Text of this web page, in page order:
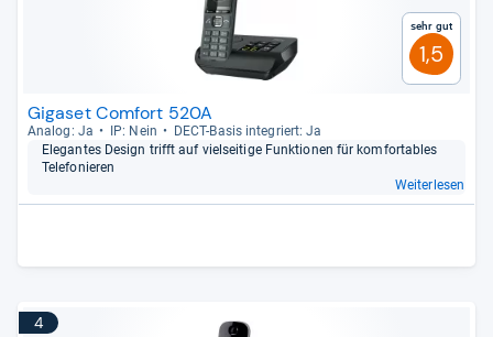
Sehr gut
1,5
Gigaset Comfort 520A
Ana­log: Ja IP: Nein
DECT-​Basis inte­griert: Ja
Ele­gan­tes Design trifft auf viel­sei­tige Funk­tio­nen für kom­for­ta­bles
Tele­fo­nie­ren
Weiterlesen
4